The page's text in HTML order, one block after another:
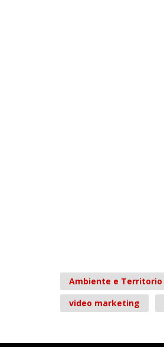
Ambiente e Territorio
video marketing